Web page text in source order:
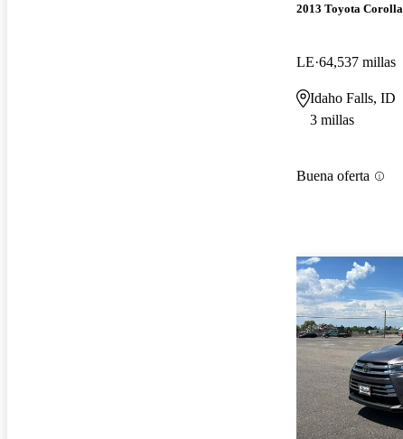
2013 Toyota Corolla
LE 64,537 millas
Idaho Falls, ID
3 millas
Buena oferta